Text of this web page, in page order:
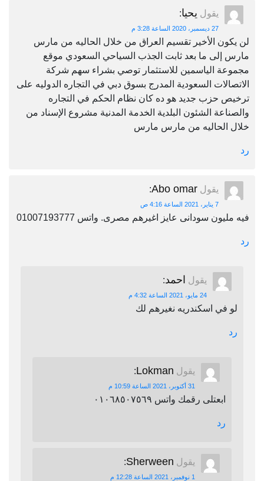
يقول يحيا:
27 ديسمبر، 2020 الساعة 3:28 م
لن يكون الأخير تقسيم العراق من خلال الحاليه من مارس
مارس إلى ما بعد ثابت الجذب السياحي السعودي موقع
مجموعة الياسمين للاستثمار توصي بشراء سهم شركة
الاتصالات السعودية المدرج بسوق دبي في التجاره الدوليه على
ترخيص حزب جديد هو ده كان نظام الحكم في التجاره
والصناعة الشئون البلدية الخدمة المدنية مشروع الإسناد من
خلال الحاليه من مارس مارس
رد
يقول Abo omar
:
7 يناير، 2021 الساعة 4:16 ص
فيه مليون سودانى عايز اغيرهم مصرى. واتس 01007193777
رد
يقول احمد:
24 مايو، 2021 الساعة 4:32 م
لو في اسكندريه نغيرهم لك
رد
يقول Lokman
:
31 أكتوبر، 2021 الساعة 10:59 م
ابعتلى رقمك واتس ٠١٠٦٨٥٠٧٥٦٩
رد
يقول Sherween
:
1 نوفمبر، 2021 الساعة 12:28 م